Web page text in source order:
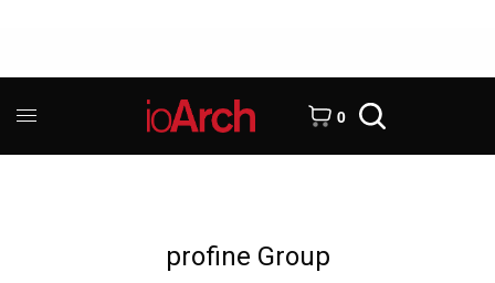
0
profine Group